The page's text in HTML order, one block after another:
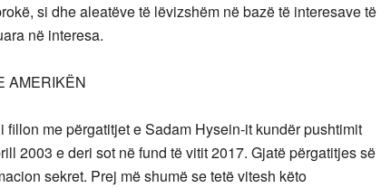
si dhe aleatëve të lëvizshëm në bazë të interesave të
në interesa.
AMERIKËN
me përgatitjet e Sadam Hysein-it kundër pushtimit
2003 e deri sot në fund të vitit 2017. Gjatë përgatitjes së
sekret. Prej më shumë se tetë vitesh këto